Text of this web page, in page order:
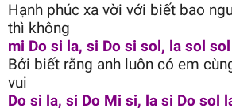
Hạnh phúc xa vời với biết bao
thì không
mi Do si la, si Do si sol, la sol sol
Bởi biết rằng anh luôn có em
vui
Do si la, si Do Mi si, la si Do sol